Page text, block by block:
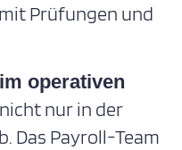
Prüfungen und
im operativen
nur in der
Das Payroll-Team